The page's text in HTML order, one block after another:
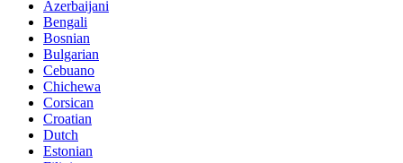
Azerbaijani
Bengali
Bosnian
Bulgarian
Cebuano
Chichewa
Corsican
Croatian
Dutch
Estonian